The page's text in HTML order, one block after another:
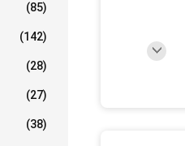
(85)
(142)
(28)
(27)
(38)